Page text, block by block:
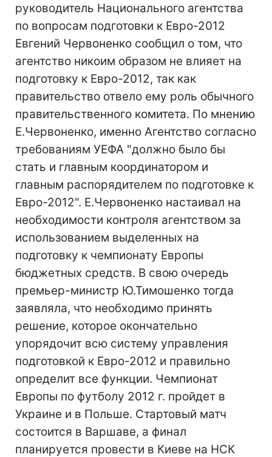
руководитель Национального агентства
по вопросам подготовки к Евро-2012
Евгений Червоненко сообщил о том, что
агентство никоим образом не влияет на
подготовку к Евро-2012, так как
правительство отвело ему роль обычного
правительственного комитета. По мнению
Е.Червоненко, именно Агентство согласно
требованиям УЕФА "должно было бы
стать и главным координатором и
главным распорядителем по подготовке к
Евро-2012". Е.Червоненко настаивал на
необходимости контроля агентством за
использованием выделенных на
подготовку к чемпионату Европы
бюджетных средств. В свою очередь
премьер-министр Ю.Тимошенко тогда
заявляла, что необходимо принять
решение, которое окончательно
упорядочит всю систему управления
подготовкой к Евро-2012 и правильно
определит все функции. Чемпионат
Европы по футболу 2012 г. пройдет в
Украине и в Польше. Стартовый матч
состоится в Варшаве, а финал
планируется провести в Киеве на НСК